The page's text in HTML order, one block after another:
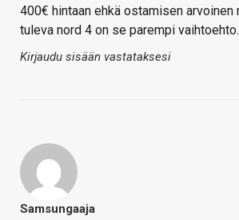
400€ hintaan ehkä ostamisen arvoinen
tuleva nord 4 on se parempi vaihtoehto.
Kirjaudu sisään vastataksesi
Samsungaaja